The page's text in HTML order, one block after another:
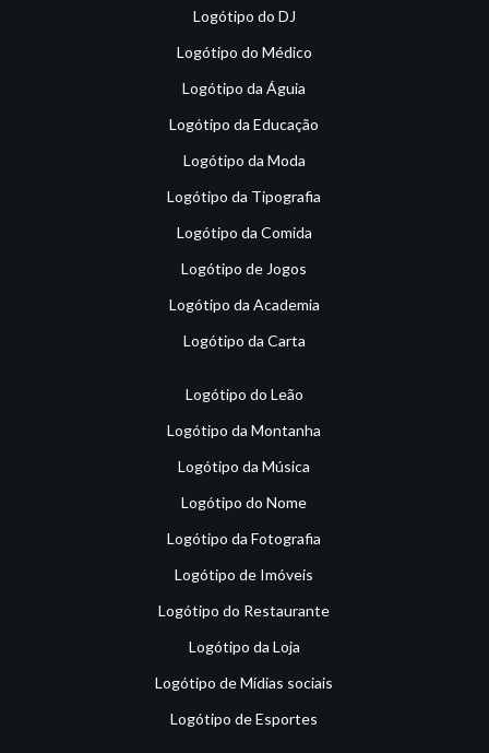
Logótipo do DJ
Logótipo do Médico
Logótipo da Águia
Logótipo da Educação
Logótipo da Moda
Logótipo da Tipografia
Logótipo da Comida
Logótipo de Jogos
Logótipo da Academia
Logótipo da Carta
Logótipo do Leão
Logótipo da Montanha
Logótipo da Música
Logótipo do Nome
Logótipo da Fotografia
Logótipo de Imóveis
Logótipo do Restaurante
Logótipo da Loja
Logótipo de Mídias sociais
Logótipo de Esportes